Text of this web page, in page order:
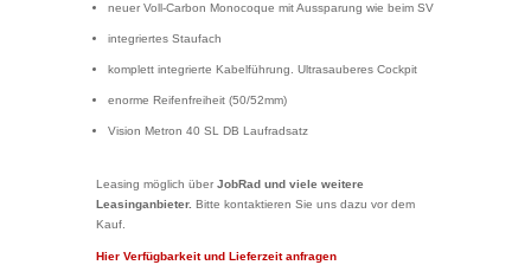
neuer Voll-Carbon Monocoque mit Aussparung wie beim SV
integriertes Staufach
komplett integrierte Kabelführung. Ultrasauberes Cockpit
enorme Reifenfreiheit (50/52mm)
Vision Metron 40 SL DB Laufradsatz
Leasing möglich über JobRad und viele weitere
Leasinganbieter. Bitte kontaktieren Sie uns dazu vor dem
Kauf.
Hier Verfügbarkeit und Lieferzeit anfragen